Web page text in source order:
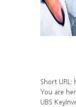
Short URL:
You are
UBS